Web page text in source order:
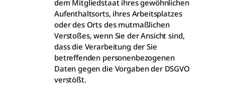
dem Mitgliedstaat ihres gewöhnlichen
Aufenthaltsorts, ihres Arbeitsplatzes
oder des Orts des mutmaßlichen
Verstoßes, wenn Sie der Ansicht sind,
dass die Verarbeitung der Sie
betreffenden personenbezogenen
Daten gegen die Vorgaben der DSGVO
verstößt.